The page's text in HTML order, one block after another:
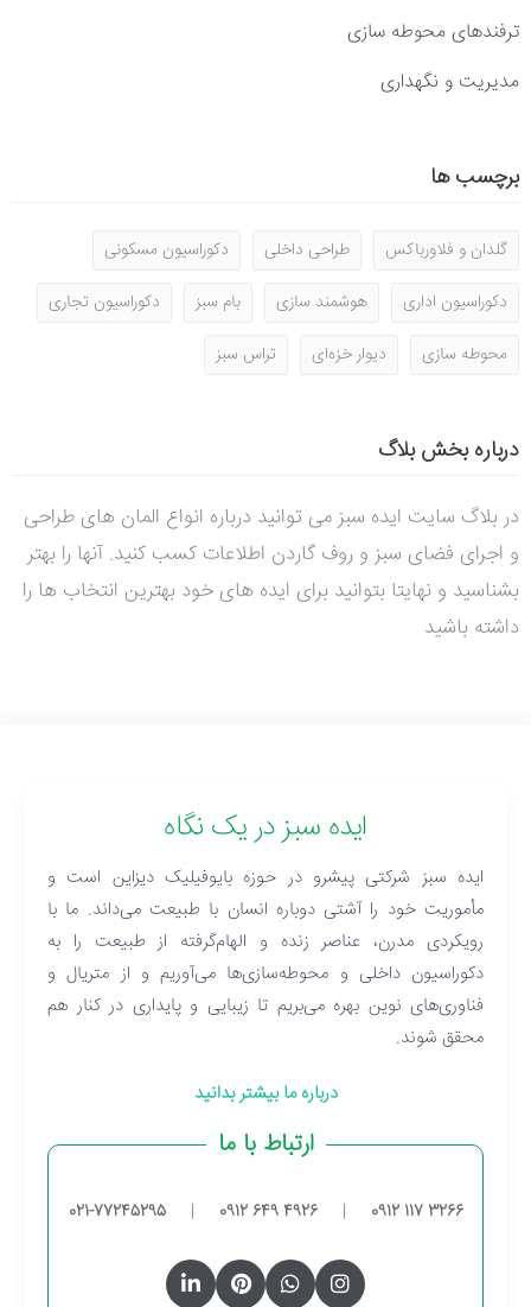
ترفندهای محوطه سازی
مدیریت و نگهداری
برچسب ها
گلدان و فلاورباکس طراحی داخلی
دکوراسیون مسکونی
دکوراسیون اداری
هوشمند سازی بام سبز
دکوراسیون تجاری
محوطه سازی
دیوار خزه‌ای تراس سبز
درباره بخش بلاگ
در بلاگ سایت ایده سبز می توانید درباره انواع المان های طراحی
و اجرای فضای سبز و روف گاردن اطلاعات کسب کنید. آنها را بهتر
بشناسید و نهایتا بتوانید برای ایده های خود بهترین انتخاب ها را
داشته باشید
ایده سبز در یک نگاه
ایده سبز شرکتی پیشرو در حوزه بایوفیلیک دیزاین است و
مأموریت خود را آشتی دوباره انسان با طبیعت می‌داند. ما با
رویکردی مدرن، عناصر زنده و الهام‌گرفته از طبیعت را به
دکوراسیون داخلی و محوطه‌سازی‌ها می‌آوریم و از متریال و
فناوری‌های نوین بهره می‌بریم تا زیبایی و پایداری در کنار هم
محقق شوند.
درباره ما بیشتر بدانید
ارتباط با ما
0912 117 3266
|
0912 649 4926
|
021-77245295